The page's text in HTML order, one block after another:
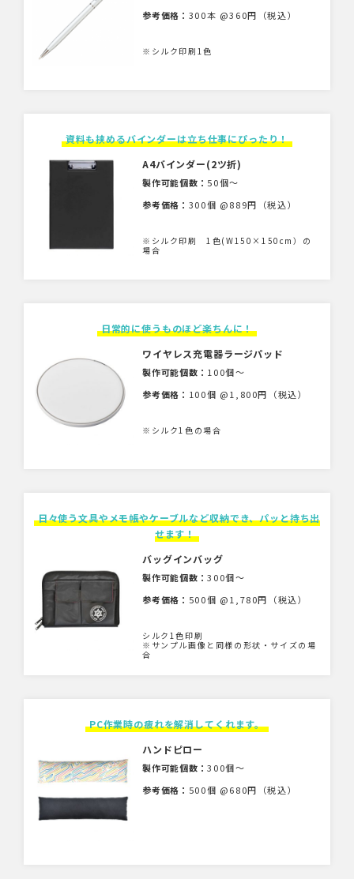
参考価格： 300本 @360円（税込）
※シルク印刷1色
資料も挟めるバインダーは立ち仕事にぴったり！
A4バインダー(2ツ折)
製作可能個数： 50個〜
参考価格： 300個 @889円（税込）
※シルク印刷 1色(W150×150cm）の
場合
日常的に使うものほど楽ちんに！
ワイヤレス充電器ラージパッド
製作可能個数： 100個〜
参考価格： 100個 @1,800円（税込）
※シルク1色の場合
日々使う文具やメモ帳やケーブルなど収納でき、パッと持ち出
せます！
バッグインバッグ
製作可能個数：300個〜
参考価格： 500個 @1,780円（税込）
シルク1色印刷
※サンプル画像と同様の形状・サイズの場
合
PC作業時の疲れを解消してくれます。
ハンドピロー
製作可能個数：300個〜
参考価格： 500個 @680円（税込）